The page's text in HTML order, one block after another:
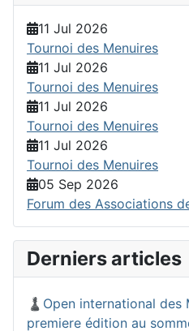
11 Jul 2026
Tournoi des Menuires
11 Jul 2026
Tournoi des Menuires
11 Jul 2026
Tournoi des Menuires
11 Jul 2026
Tournoi des Menuires
05 Sep 2026
Forum des Associations
Derniers articles
♟️Open international des
premiere édition au